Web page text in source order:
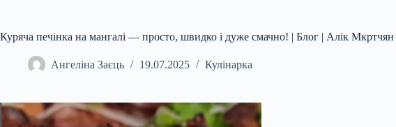
Куряча печінка на мангалі — просто, швидко і дуже смачно! | Блог | Алік Мкртчян
Ангеліна Заєць 19.07.2025 Кулінарка